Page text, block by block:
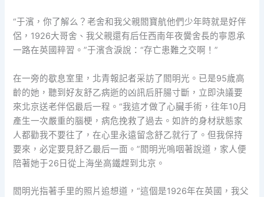
“于濱，你了解么？老舍和我父親閻寶航他們少年時就是好伴
侶，1926大哥舍、我父親還有后任西南年夜黌舍長的寧恩承
一路在英國粹習。”于濱含淚說：“存亡患難之交啊！”
在一旁的歇息室里，北青報記者采訪了閻明光。已是95歲高
齡的她，聽到好友舒乙病逝的凶訊后肝腸寸斷，立即決議要
來北京送老伴侶最后一程。“我這才做了心臟手術，往年10月
產生一次嚴重的腦梗，病危挽救了過去。如許的身材狀態家
人都勸我不要往了，在心里永遠留念舒乙就行了。但我保持
要來，必定要見舒乙最后一面。”閻明光嗚咽著說道，家人便
陪著她于26日從上海坐高鐵趕到北京。
閻明光指著手里的照片追想道，“這個是1926年在英國，我父